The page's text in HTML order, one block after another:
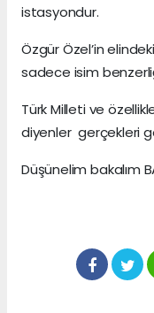
istasyondur.
Özgür Özel’in
sadece isim
Türk Milleti ve
diyenler gerçekleri
Düşünelim bakalım